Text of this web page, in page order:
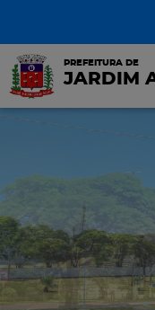
PREFEITURA DE
JARDIM